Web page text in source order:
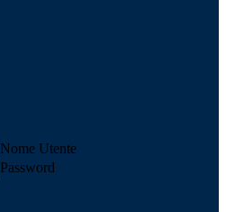
Nome Utente
Password